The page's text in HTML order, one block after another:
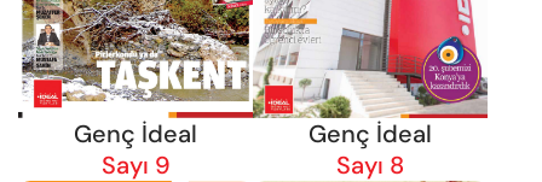
Genç İdeal
Sayı 9
Genç İdeal
Sayı 8